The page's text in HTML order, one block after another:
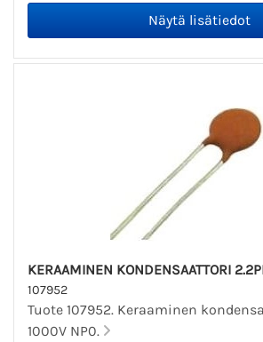
KERAAMINEN KONDENSAATTORI
107952
Tuote 107952. Keraaminen
1000V NP0.